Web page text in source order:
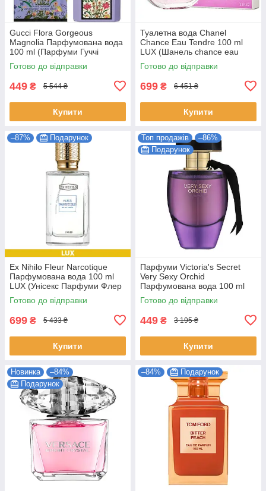
Gucci Flora Gorgeous
Magnolia Парфумована вода
100 ml (Парфуми Гуччі
Флора Горджес Магнолія
Парфуми Жіночі)
Готово до відправки
449 ₴ 5 544 ₴
Купити
Туалетна вода Chanel
Chance Eau Tendre 100 ml
LUX (Шанель chance eau
tendre Парфуми тендер
Жіночі)
Готово до відправки
699 ₴ 6 451 ₴
Купити
–87% Подарунок
Ex Nihilo Fleur Narcotique
Парфумована вода 100 ml
LUX (Унісекс Парфуми Флер
Наркотика EDP)
Готово до відправки
699 ₴ 5 433 ₴
Купити
Топ продажів
–86%
Подарунок
Парфуми Victoria's Secret
Very Sexy Orchid
Парфумована вода 100 ml
(Victoria's Secret Very Sexy
Orchid Жіночі)
Готово до відправки
449 ₴ 3 195 ₴
Купити
Новинка
–84%
Подарунок
–84% Подарунок